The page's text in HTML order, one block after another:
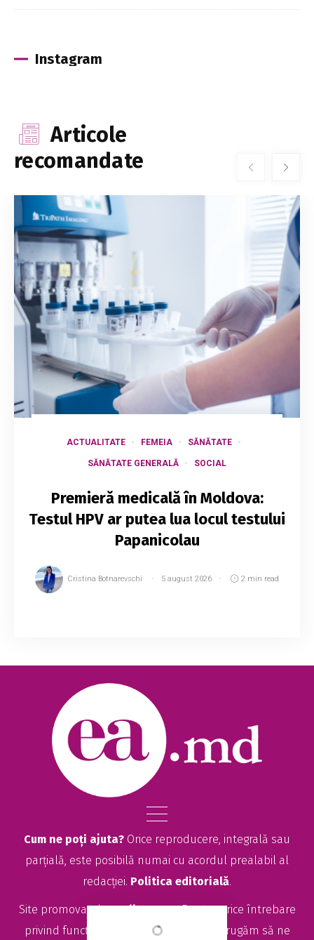
Instagram
Articole
recomandate
ACTUALITATE FEMEIA SĂNĂTATE
SĂNĂTATE GENERALĂ SOCIAL
Premieră medicală în Moldova:
Testul HPV ar putea lua locul testului
Papanicolau
Cristina Botnarevschi 5 august 2026 2 min read
virusului Papiloma Uman, cunoscut drept HPV...
Cum ne poți ajuta? Orice reproducere, integrală sau
parțială, este posibilă numai cu acordul prealabil al
redacției. Politica editorială.
Site promovat deseolitte.com. Pentru orice întrebare
privind funcționarea site-ului EA.md, vă rugăm să ne